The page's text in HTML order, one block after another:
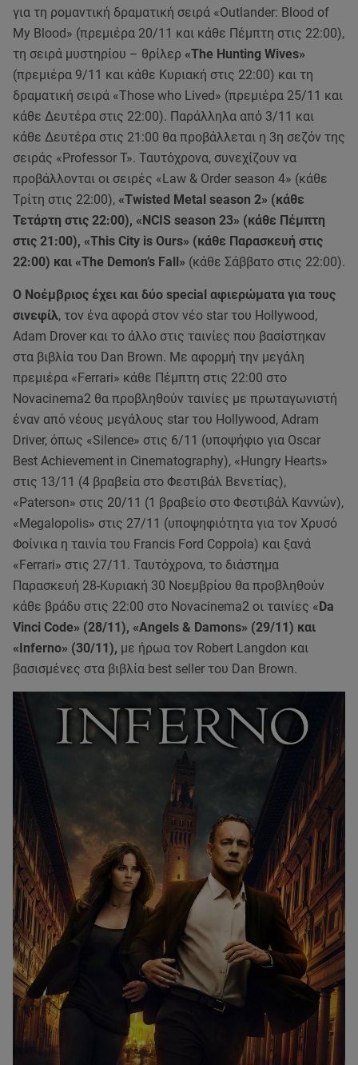
για τη ρομαντική δραματική σειρά «Outlander: Blood of
My Blood» (πρεμιέρα 20/11 και κάθε Πέμπτη στις 22:00),
τη σειρά μυστηρίου – θρίλερ «The Hunting Wives»
(πρεμιέρα 9/11 και κάθε Κυριακή στις 22:00) και τη
δραματική σειρά «Those who Lived» (πρεμιέρα 25/11 και
κάθε Δευτέρα στις 22:00). Παράλληλα από 3/11 και
κάθε Δευτέρα στις 21:00 θα προβάλλεται η 3η σεζόν της
σειράς «Professor T». Ταυτόχρονα, συνεχίζουν να
προβάλλονται οι σειρές «Law & Order season 4» (κάθε
Τρίτη στις 22:00), «Twisted Metal season 2» (κάθε
Τετάρτη στις 22:00), «NCIS season 23» (κάθε Πέμπτη
στις 21:00), «This City is Ours» (κάθε Παρασκευή στις
22:00) και «The Demon’s Fall» (κάθε Σάββατο στις 22:00).
Ο Νοέμβριος έχει και δύο special αφιερώματα για τους
σινεφίλ, τον ένα αφορά στον νέο star του Hollywood,
Adam Drover και το άλλο στις ταινίες που βασίστηκαν
στα βιβλία του Dan Brown. Με αφορμή την μεγάλη
πρεμιέρα «Ferrari» κάθε Πέμπτη στις 22:00 στο
Novacinema2 θα προβληθούν ταινίες με πρωταγωνιστή
έναν από νέους μεγάλους star του Hollywood, Adram
Driver, όπως «Silence» στις 6/11 (υποψήφιο για Oscar
Best Achievement in Cinematography), «Hungry Hearts»
στις 13/11 (4 βραβεία στο Φεστιβάλ Βενετίας),
«Paterson» στις 20/11 (1 βραβείο στο Φεστιβάλ Καννών),
«Megalopolis» στις 27/11 (υποψηφιότητα για τον Χρυσό
Φοίνικα η ταινία του Francis Ford Coppola) και ξανά
«Ferrari» στις 27/11. Ταυτόχρονα, το διάστημα
Παρασκευή 28-Κυριακή 30 Νοεμβρίου θα προβληθούν
κάθε βράδυ στις 22:00 στο Novacinema2 οι ταινίες «Da
Vinci Code» (28/11), «Αngels & Damons» (29/11) και
«Inferno» (30/11), με ήρωα τον Robert Langdon και
βασισμένες στα βιβλία best seller του Dan Brown.